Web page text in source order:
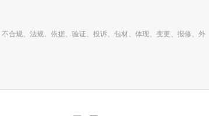
合规、法规、依据、验证、投诉、包材、体现、变更、报修、外